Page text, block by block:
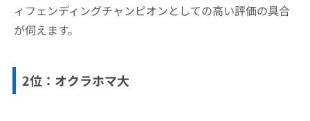
ィフェンディングチャンピオンとしての高い評価の具合
が伺えます。
2位：オクラホマ大